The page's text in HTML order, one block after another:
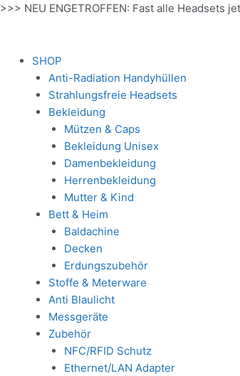
Zum
>>> NEU ENGETROFFEN: Fast alle
SHOP
Anti-Radiation Handyhüllen
Strahlungsfreie Headsets
Bekleidung
Mützen & Caps
Bekleidung Unisex
Damenbekleidung
Herrenbekleidung
Mutter & Kind
Bett & Heim
Baldachine
Decken
Erdungszubehör
Stoffe & Meterware
Anti Blaulicht
Messgeräte
Zubehör
NFC/RFID Schutz
Ethernet/LAN Adapter